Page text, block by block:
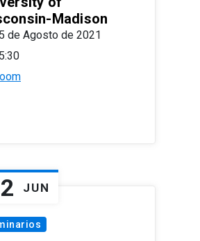
Madison
de Agosto de 2021
JUN